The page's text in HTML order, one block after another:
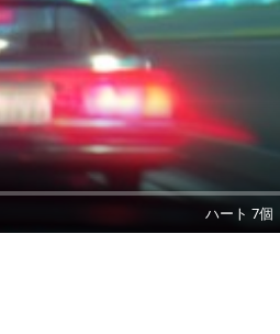
ハート 7個